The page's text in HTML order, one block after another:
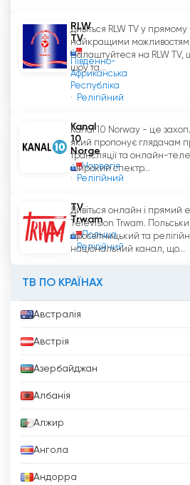
контент, щоб допомогти
свою віру. Якщо ви шукаєте
телеканал, Hosanna Vision -
Hosanna Visión TV
RLW
TV
Південно-
Африканська
Республіка
Релігійний
Дивіться RLW TV у
найкращими
Налаштуйтеся на RLW TV,
шоу та...
Kanal
10
Norge
Норвегія
Релігійний
Kanal 10 Norway - це
який пропонує глядачам
трансляції та онлайн-
широкий спектр...
TV
Trwam
Польща
Релігійний
Дивіться онлайн і прямий
Television Trwam.
просвітницький та
національний канал, що...
ТВ ПО КРАЇНАХ
Австралія
Австрія
Азербайджан
Албанія
Алжир
Ангола
Андорра